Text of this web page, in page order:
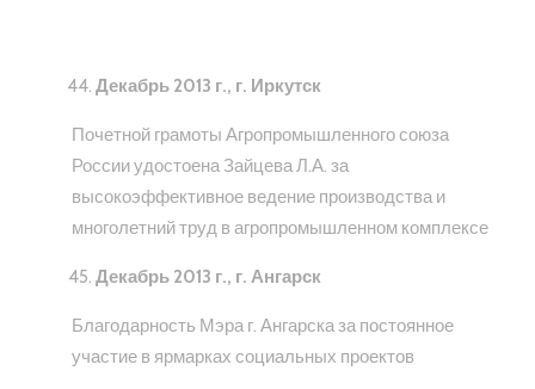
Декабрь 2013 г., г. Иркутск
Почетной грамоты Агропромышленного союза
России удостоена Зайцева Л.А. за
высокоэффективное ведение производства и
многолетний труд в агропромышленном комплексе
Декабрь 2013 г., г. Ангарск
Благодарность Мэра г. Ангарска за постоянное
участие в ярмарках социальных проектов